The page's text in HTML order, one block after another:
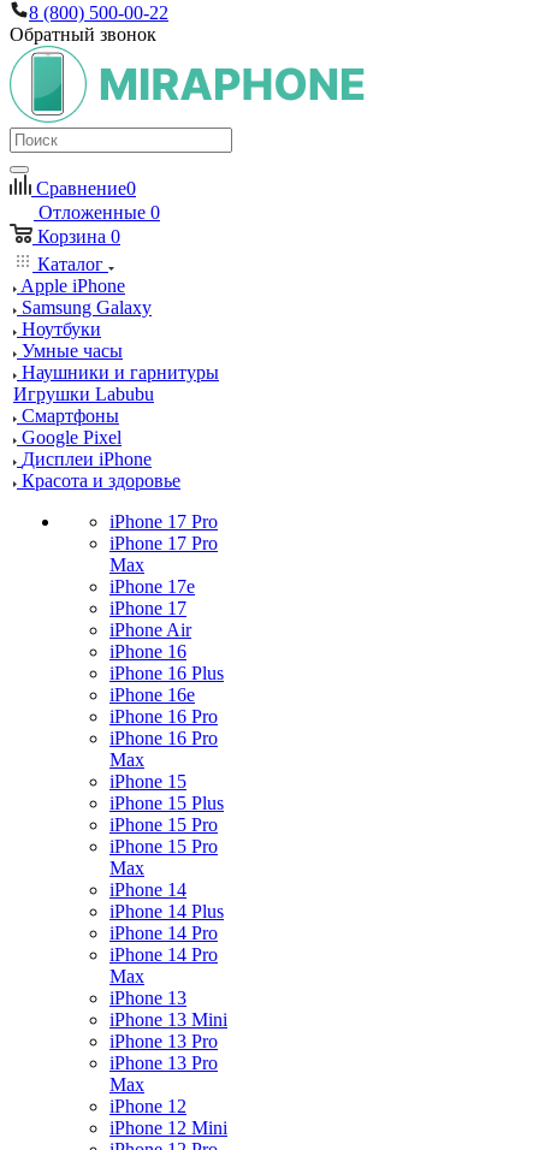
8 (800) 500-00-22
Обратный звонок
Сравнение0
Отложенные 0
Корзина 0
Каталог
Apple iPhone
Samsung Galaxy
Ноутбуки
Умные часы
Наушники и гарнитуры
Игрушки Labubu
Смартфоны
Google Pixel
Дисплеи iPhone
Красота и здоровье
iPhone 17 Pro
iPhone 17 Pro
Max
iPhone 17e
iPhone 17
iPhone Air
iPhone 16
iPhone 16 Plus
iPhone 16e
iPhone 16 Pro
iPhone 16 Pro
Max
iPhone 15
iPhone 15 Plus
iPhone 15 Pro
iPhone 15 Pro
Max
iPhone 14
iPhone 14 Plus
iPhone 14 Pro
iPhone 14 Pro
Max
iPhone 13
iPhone 13 Mini
iPhone 13 Pro
iPhone 13 Pro
Max
iPhone 12
iPhone 12 Mini